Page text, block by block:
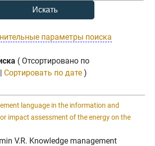
параметры поиска
( Отсортировано по
Сортировать по дате )
language in the information and
impact assessment of the energy on the
V.R. Knowledge management